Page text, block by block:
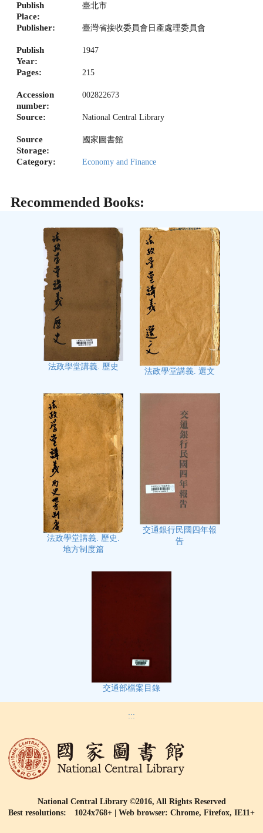
Publish
Place:
臺北市
Publisher: 臺灣省接收委員會日產處理委員會
Publish
Year:
1947
Pages: 215
Accession
number:
002822673
Source: National Central Library
Source
Storage:
國家圖書館
Category: Economy and Finance
Recommended Books:
法政學堂講義. 歷史
法政學堂講義. 選文
法政學堂講義. 歷史.
地方制度篇
交通銀行民國四年報
告
交通部檔案目錄
:::
National Central Library ©2016, All Rights Reserved
Best resolutions: 1024x768+ | Web browser: Chrome, Firefox, IE11+